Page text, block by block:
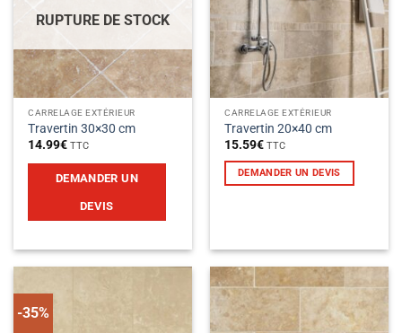
RUPTURE DE STOCK
CARRELAGE EXTÉRIEUR
Travertin 30×30 cm
14.99€ TTC
DEMANDER UN
DEVIS
CARRELAGE EXTÉRIEUR
Travertin 20×40 cm
15.59€ TTC
DEMANDER UN DEVIS
-35%